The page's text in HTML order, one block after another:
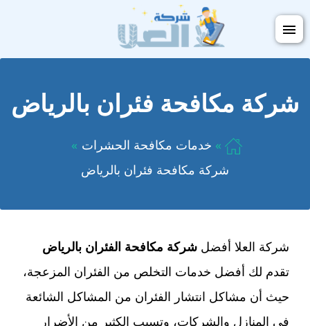
التجاوز
إلى
المحتوىالقائمة
شركة مكافحة فئران بالرياض
خدمات مكافحة الحشرات
شركة مكافحة فئران بالرياض
شركة العلا أفضل شركة مكافحة الفئران بالرياض
تقدم لك أفضل خدمات التخلص من الفئران المزعجة،
حيث أن مشاكل انتشار الفئران من المشاكل الشائعة
في المنازل والشركات، وتسبب الكثير من الأضرار